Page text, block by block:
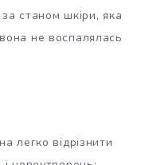
станом шкіри, яка
не воспалялась
легко відрізнити